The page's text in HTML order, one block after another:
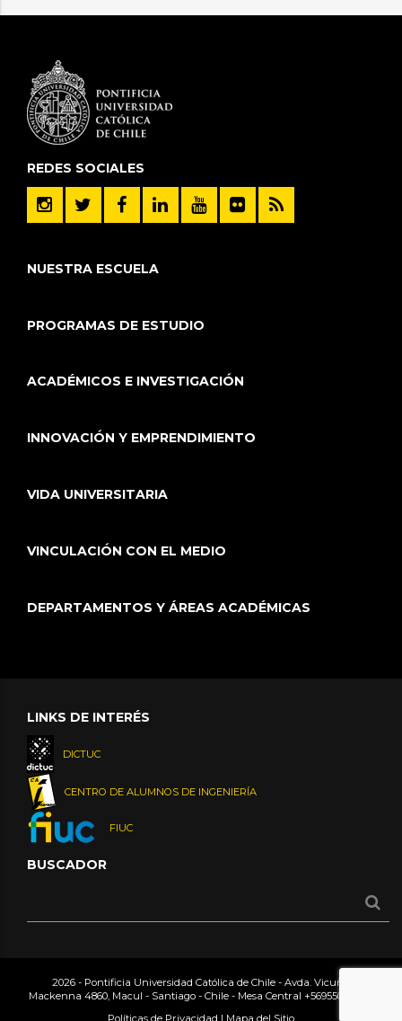
REDES SOCIALES
NUESTRA ESCUELA
PROGRAMAS DE ESTUDIO
ACADÉMICOS E INVESTIGACIÓN
INNOVACIÓN Y EMPRENDIMIENTO
VIDA UNIVERSITARIA
VINCULACIÓN CON EL MEDIO
DEPARTAMENTOS Y ÁREAS ACADÉMICAS
LINKS DE INTERÉS
DICTUC
CENTRO DE ALUMNOS DE INGENIERÍA
FIUC
BUSCADOR
2026 - Pontificia Universidad Católica de Chile - Avda. Vicuña
Mackenna 4860, Macul - Santiago - Chile - Mesa Central +56955042000
Políticas de Privacidad | Mapa del Sitio